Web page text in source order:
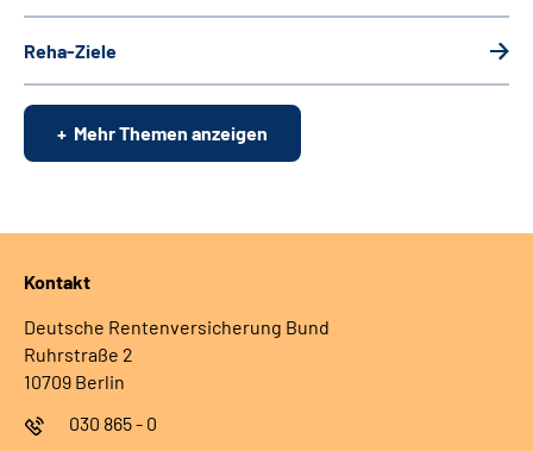
Reha-Ziele
Mehr Themen anzeigen
Kontakt
Deutsche Rentenversicherung Bund
Ruhrstraße 2
10709 Berlin
030 865 - 0